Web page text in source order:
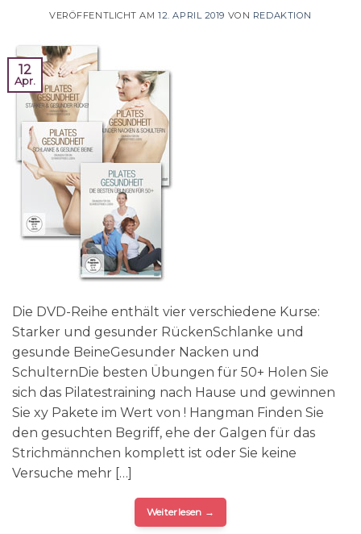
VERÖFFENTLICHT AM12. APRIL 2019 VON REDAKTION
12
Apr.
Die DVD-Reihe enthält vier verschiedene Kurse:
Starker und gesunder RückenSchlanke und
gesunde BeineGesunder Nacken und
SchulternDie besten Übungen für 50+ Holen Sie
sich das Pilatestraining nach Hause und gewinnen
Sie xy Pakete im Wert von ! Hangman Finden Sie
den gesuchten Begriff, ehe der Galgen für das
Strichmännchen komplett ist oder Sie keine
Versuche mehr […]
Weiterlesen →